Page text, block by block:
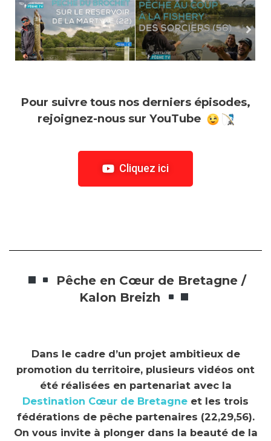
Pour suivre tous nos derniers épisodes,
rejoignez-nous sur YouTube
Cliquez ici
Pêche en Cœur de Bretagne /
Kalon Breizh
Dans le cadre d’un projet ambitieux de
promotion du territoire, plusieurs vidéos ont
été réalisées en partenariat avec la
Destination Cœur de Bretagne et les trois
fédérations de pêche partenaires (22,29,56).
On vous invite à plonger dans la beauté de la